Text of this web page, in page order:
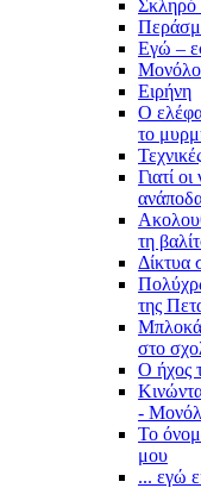
Σκληρό
Εγώ –
Ειρήνη
Ο
το
Γιατί
τη
Δίκτυα
της
στο
Ο ήχος
-
Το
μου
... εγώ